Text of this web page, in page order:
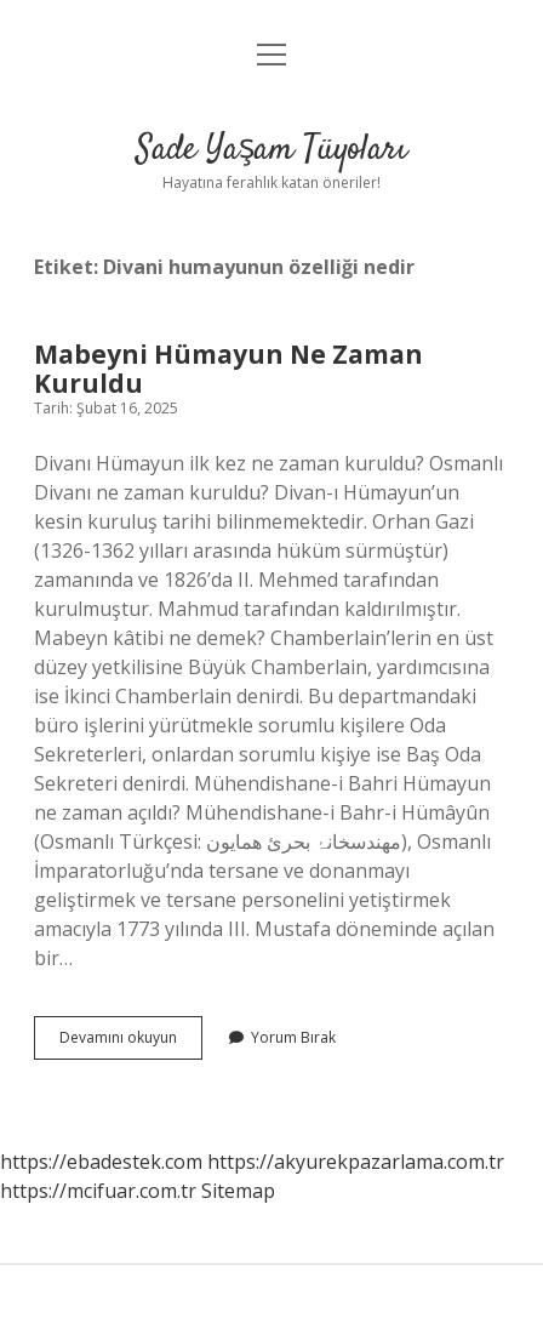
Anasayfa
Yasal Uyarı
menüyü
Sade Yaşam Tüyoları
Hayatına ferahlık katan öneriler!
Etiket: Divani humayunun özelliği nedir
Mabeyni Hümayun Ne Zaman
Kuruldu
Tarih: Şubat 16, 2025
Divanı Hümayun ilk kez ne zaman kuruldu? Osmanlı
Divanı ne zaman kuruldu? Divan-ı Hümayun’un
kesin kuruluş tarihi bilinmemektedir. Orhan Gazi
(1326-1362 yılları arasında hüküm sürmüştür)
zamanında ve 1826’da II. Mehmed tarafından
kurulmuştur. Mahmud tarafından kaldırılmıştır.
Mabeyn kâtibi ne demek? Chamberlain’lerin en üst
düzey yetkilisine Büyük Chamberlain, yardımcısına
ise İkinci Chamberlain denirdi. Bu departmandaki
büro işlerini yürütmekle sorumlu kişilere Oda
Sekreterleri, onlardan sorumlu kişiye ise Baş Oda
Sekreteri denirdi. Mühendishane-i Bahri Hümayun
ne zaman açıldı? Mühendishane-i Bahr-i Hümâyûn
(Osmanlı Türkçesi: مهندسخانۂ بحرئ همايون), Osmanlı
İmparatorluğu’nda tersane ve donanmayı
geliştirmek ve tersane personelini yetiştirmek
amacıyla 1773 yılında III. Mustafa döneminde açılan
bir…
Devamını okuyun Mabeyni
Hümayun
Yorum Bırak
https://ebadestek.com https://akyurekpazarlama.com.tr
https://mcifuar.com.trSitemap